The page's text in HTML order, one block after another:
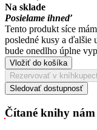
Na sklade
Posielame ihneď
Tento produkt síce
posledné kusy a ďalšie
bude onedlho úplne
Vložiť do košíka
Rezervovať v
Sledovať dostupnosť
Čítané knihy